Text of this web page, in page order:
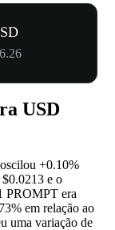
USD
+0.10%
e o
PROMPT era
em relação ao
uma variação de